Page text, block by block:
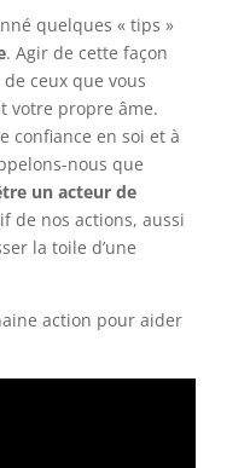
quelques « tips »
. Agir de cette façon
ceux que vous
votre propre âme.
confiance en soi et à
nous que
un acteur de
de nos actions, aussi
la toile d’une
action pour aider